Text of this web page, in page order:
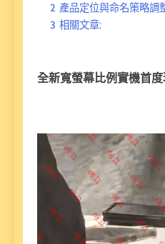
2 產品定位與命名策略調
3 相關文章:
全新寬螢幕比例實機首